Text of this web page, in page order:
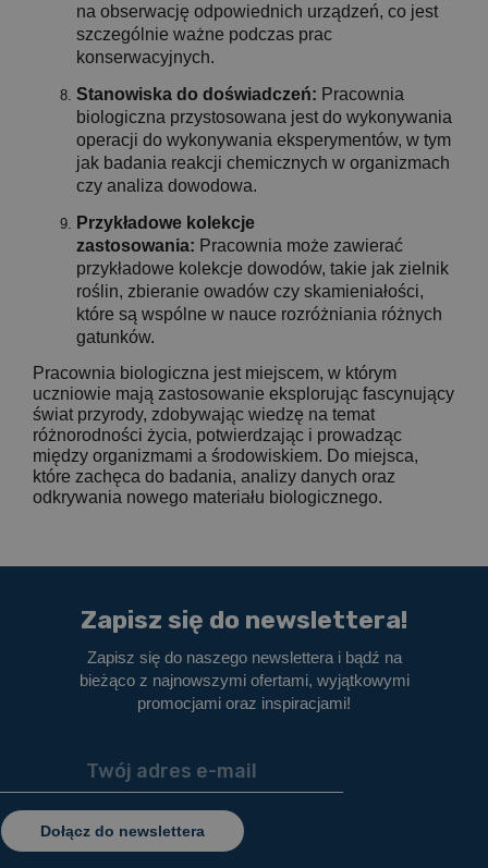
na obserwację odpowiednich urządzeń, co jest
szczególnie ważne podczas prac
konserwacyjnych.
Stanowiska do doświadczeń: Pracownia
biologiczna przystosowana jest do wykonywania
operacji do wykonywania eksperymentów, w tym
jak badania reakcji chemicznych w organizmach
czy analiza dowodowa.
Przykładowe kolekcje
zastosowania: Pracownia może zawierać
przykładowe kolekcje dowodów, takie jak zielnik
roślin, zbieranie owadów czy skamieniałości,
które są wspólne w nauce rozróżniania różnych
gatunków.
Pracownia biologiczna jest miejscem, w którym
uczniowie mają zastosowanie eksplorując fascynujący
świat przyrody, zdobywając wiedzę na temat
różnorodności życia, potwierdzając i prowadząc
między organizmami a środowiskiem. Do miejsca,
które zachęca do badania, analizy danych oraz
odkrywania nowego materiału biologicznego.
Zapisz się do newslettera!
Zapisz się do naszego newslettera i bądź na
bieżąco z najnowszymi ofertami, wyjątkowymi
promocjami oraz inspiracjami!
Dołącz do newslettera